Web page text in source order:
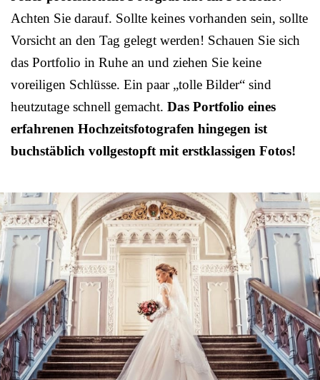
Achten Sie darauf. Sollte keines vorhanden sein, sollte
Vorsicht an den Tag gelegt werden! Schauen Sie sich
das Portfolio in Ruhe an und ziehen Sie keine
voreiligen Schlüsse. Ein paar „tolle Bilder“ sind
heutzutage schnell gemacht. Das Portfolio eines
erfahrenen Hochzeitsfotografen hingegen ist
buchstäblich vollgestopft mit erstklassigen Fotos!